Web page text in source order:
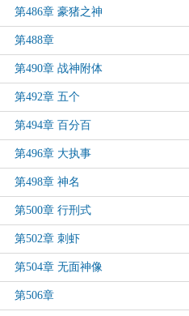
第486章 豪猪之神
第488章
第490章 战神附体
第492章 五个
第494章 百分百
第496章 大执事
第498章 神名
第500章 行刑式
第502章 刺虾
第504章 无面神像
第506章